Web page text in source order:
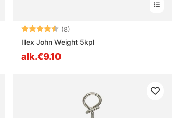
Arvio: (8)
Illex John Weight 5kpl
alk.€9.10